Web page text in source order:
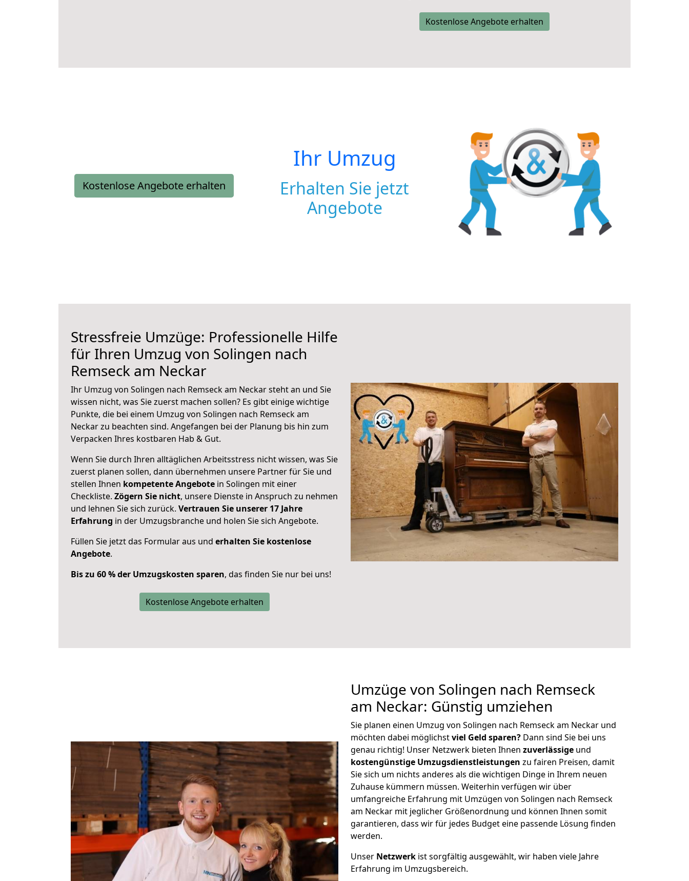
Kostenlose Angebote erhalten
Kostenlose Angebote erhalten
Ihr Umzug
Erhalten Sie jetzt
Angebote
Stressfreie Umzüge: Professionelle Hilfe
für Ihren Umzug von Solingen nach
Remseck am Neckar
Ihr Umzug von Solingen nach Remseck am Neckar steht an und Sie
wissen nicht, was Sie zuerst machen sollen? Es gibt einige wichtige
Punkte, die bei einem Umzug von Solingen nach Remseck am
Neckar zu beachten sind. Angefangen bei der Planung bis hin zum
Verpacken Ihres kostbaren Hab & Gut.
Wenn Sie durch Ihren alltäglichen Arbeitsstress nicht wissen, was Sie
zuerst planen sollen, dann übernehmen unsere Partner für Sie und
stellen Ihnen kompetente Angebote in Solingen mit einer
Checkliste. Zögern Sie nicht, unsere Dienste in Anspruch zu nehmen
und lehnen Sie sich zurück. Vertrauen Sie unserer 17 Jahre
Erfahrung in der Umzugsbranche und holen Sie sich Angebote.
Füllen Sie jetzt das Formular aus und erhalten Sie kostenlose
Angebote.
Bis zu 60 % der Umzugskosten sparen, das finden Sie nur bei uns!
Kostenlose Angebote erhalten
Umzüge von Solingen nach Remseck
am Neckar: Günstig umziehen
Sie planen einen Umzug von Solingen nach Remseck am Neckar und
möchten dabei möglichstviel Geld sparen? Dann sind Sie bei uns
genau richtig! Unser Netzwerk bieten Ihnen zuverlässige und
kostengünstige Umzugsdienstleistungen zu fairen Preisen, damit
Sie sich um nichts anderes als die wichtigen Dinge in Ihrem neuen
Zuhause kümmern müssen. Weiterhin verfügen wir über
umfangreiche Erfahrung mit Umzügen von Solingen nach Remseck
am Neckar mit jeglicher Größenordnung und können Ihnen somit
garantieren, dass wir für jedes Budget eine passende Lösung finden
werden.
Unser Netzwerk ist sorgfältig ausgewählt, wir haben viele Jahre
Erfahrung im Umzugsbereich.